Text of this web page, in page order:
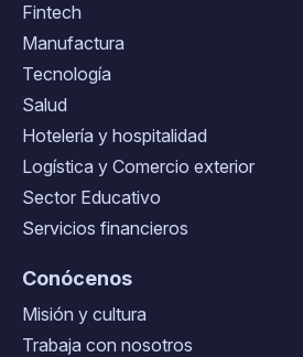
Fintech
Manufactura
Tecnología
Salud
Hotelería y hospitalidad
Logística y Comercio exterior
Sector Educativo
Servicios financieros
Conócenos
Misión y cultura
Trabaja con nosotros